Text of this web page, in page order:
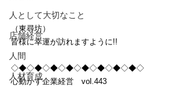
人として大切なこと
店舗経営
人間
人材育成
（東尋坊）
皆様に幸運が訪れますように!!
◇◆◇◆◇◆◇◆◇◆◇◆◇◆◇◆◇
心動かす企業経営　vol.443